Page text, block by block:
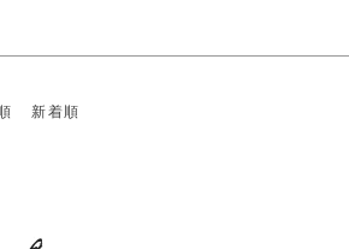
新着順